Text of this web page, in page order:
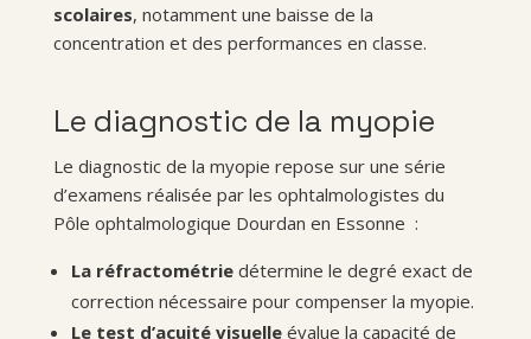
scolaires, notamment une baisse de la
concentration et des performances en classe.
Le diagnostic de la myopie
Le diagnostic de la myopie repose sur une série
d’examens réalisée par les ophtalmologistes du
Pôle ophtalmologique Dourdan en Essonne :
La réfractométriedétermine le degré exact de
correction nécessaire pour compenser la myopie.
Le test d’acuité visuelleévalue la capacité de